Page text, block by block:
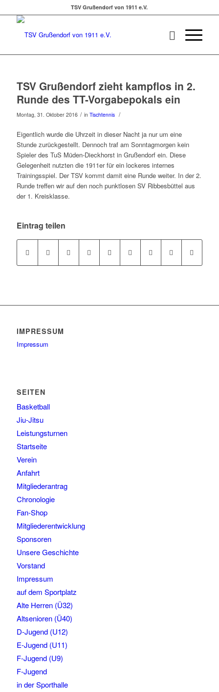
TSV Grußendorf von 1911 e.V.
TSV Grußendorf zieht kampflos in 2.
Runde des TT-Vorgabepokals ein
Montag, 31. Oktober 2016 / in Tischtennis /
Eigentlich wurde die Uhrzeit in dieser Nacht ja nur um eine
Stunde zurückgestellt. Dennoch traf am Sonntagmorgen kein
Spieler des TuS Müden-Dieckhorst in Grußendorf ein. Diese
Gelegenheit nutzten die 1911er für ein lockeres internes
Trainingsspiel. Der TSV kommt damit eine Runde weiter. In der 2.
Runde treffen wir auf den noch punktlosen SV Ribbesbüttel aus
der 1. Kreisklasse.
Eintrag teilen
IMPRESSUM
Impressum
SEITEN
Basketball
Jiu-Jitsu
Leistungsturnen
Startseite
Verein
Anfahrt
Mitgliederantrag
Chronologie
Fan-Shop
Mitgliederentwicklung
Sponsoren
Unsere Geschichte
Vorstand
Impressum
auf dem Sportplatz
Alte Herren (Ü32)
Altsenioren (Ü40)
D-Jugend (U12)
E-Jugend (U11)
F-Jugend (U9)
F-Jugend
in der Sporthalle